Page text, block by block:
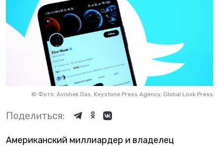
© Фото: Avishek Das, Keystone Press Agency, Global Look Press
Поделиться:
Американский миллиардер и владелец